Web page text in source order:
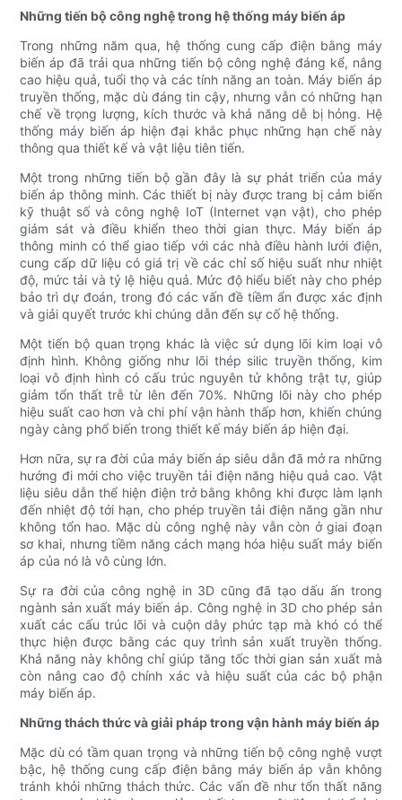
Những tiến bộ công nghệ trong hệ thống máy biến áp
Trong những năm qua, hệ thống cung cấp điện bằng máy
biến áp đã trải qua những tiến bộ công nghệ đáng kể, nâng
cao hiệu quả, tuổi thọ và các tính năng an toàn. Máy biến áp
truyền thống, mặc dù đáng tin cậy, nhưng vẫn có những hạn
chế về trọng lượng, kích thước và khả năng dễ bị hỏng. Hệ
thống máy biến áp hiện đại khắc phục những hạn chế này
thông qua thiết kế và vật liệu tiên tiến.
Một trong những tiến bộ gần đây là sự phát triển của máy
biến áp thông minh. Các thiết bị này được trang bị cảm biến
kỹ thuật số và công nghệ IoT (Internet vạn vật), cho phép
giám sát và điều khiển theo thời gian thực. Máy biến áp
thông minh có thể giao tiếp với các nhà điều hành lưới điện,
cung cấp dữ liệu có giá trị về các chỉ số hiệu suất như nhiệt
độ, mức tải và tỷ lệ hiệu quả. Mức độ hiểu biết này cho phép
bảo trì dự đoán, trong đó các vấn đề tiềm ẩn được xác định
và giải quyết trước khi chúng dẫn đến sự cố hệ thống.
Một tiến bộ quan trọng khác là việc sử dụng lõi kim loại vô
định hình. Không giống như lõi thép silic truyền thống, kim
loại vô định hình có cấu trúc nguyên tử không trật tự, giúp
giảm tổn thất trễ từ lên đến 70%. Những lõi này cho phép
hiệu suất cao hơn và chi phí vận hành thấp hơn, khiến chúng
ngày càng phổ biến trong thiết kế máy biến áp hiện đại.
Hơn nữa, sự ra đời của máy biến áp siêu dẫn đã mở ra những
hướng đi mới cho việc truyền tải điện năng hiệu quả cao. Vật
liệu siêu dẫn thể hiện điện trở bằng không khi được làm lạnh
đến nhiệt độ tới hạn, cho phép truyền tải điện năng gần như
không tổn hao. Mặc dù công nghệ này vẫn còn ở giai đoạn
sơ khai, nhưng tiềm năng cách mạng hóa hiệu suất máy biến
áp của nó là vô cùng lớn.
Sự ra đời của công nghệ in 3D cũng đã tạo dấu ấn trong
ngành sản xuất máy biến áp. Công nghệ in 3D cho phép sản
xuất các cấu trúc lõi và cuộn dây phức tạp mà khó có thể
thực hiện được bằng các quy trình sản xuất truyền thống.
Khả năng này không chỉ giúp tăng tốc thời gian sản xuất mà
còn nâng cao độ chính xác và hiệu suất của các bộ phận
máy biến áp.
Những thách thức và giải pháp trong vận hành máy biến áp
Mặc dù có tầm quan trọng và những tiến bộ công nghệ vượt
bậc, hệ thống cung cấp điện bằng máy biến áp vẫn không
tránh khỏi những thách thức. Các vấn đề như tổn thất năng